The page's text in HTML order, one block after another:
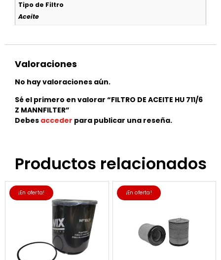
Tipo de Filtro
Aceite
Valoraciones
No hay valoraciones aún.
Sé el primero en valorar “FILTRO DE ACEITE HU 711/6
Z MANNFILTER”
Debes acceder para publicar una reseña.
Productos relacionados
¡En oferta! ¡En oferta!